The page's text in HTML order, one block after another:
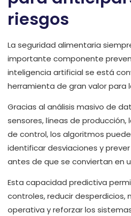
riesgos
La seguridad alimentaria
importante componente
inteligencia artificial se está
herramienta de gran valor para
Gracias al análisis masivo de
sensores, líneas de
de control, los algoritmos
identificar desviaciones y
antes de que se conviertan en
Esta capacidad predictiva
controles, reducir desperdicios,
operativa y reforzar los